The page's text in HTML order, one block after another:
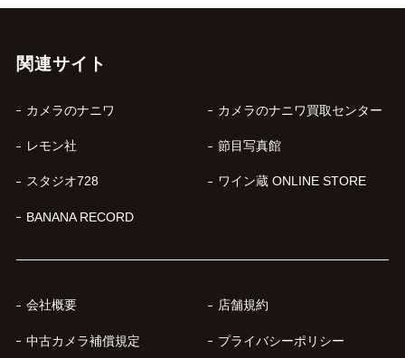
関連サイト
カメラのナニワ カメラのナニワ買取センター
レモン社 節目写真館
スタジオ728 ワイン蔵 ONLINE STORE
BANANA RECORD
会社概要 店舗規約
中古カメラ補償規定 プライバシーポリシー